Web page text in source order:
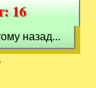
16
тому
16
тому
назад...